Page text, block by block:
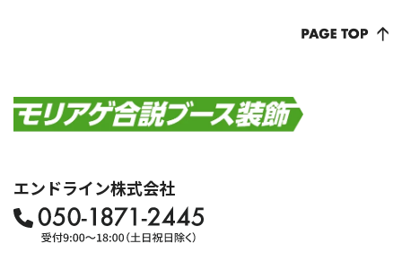
エンドライン株式会社